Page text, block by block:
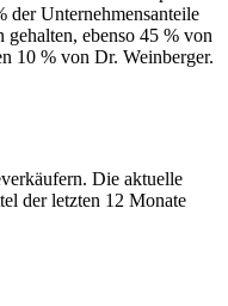
der Unternehmensanteile
ebenso 45 % von
10 % von Dr. Weinberger.
Die aktuelle
der letzten 12 Monate